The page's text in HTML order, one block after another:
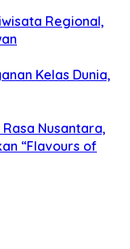
Regional,
Kelas Dunia,
Nusantara,
“Flavours of